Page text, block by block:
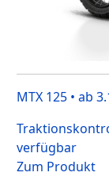
MTX 125 • ab
verfügbar
Zum Produkt